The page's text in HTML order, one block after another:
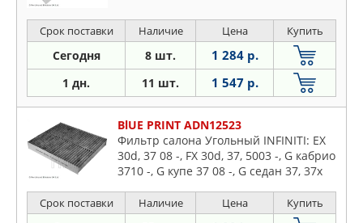
Срок поставки Наличие Цена Купить
Сегодня 8 шт. 1 284 р.
1 дн. 11 шт. 1 547 р.
BlUE PRINT ADN12523
Фильтр салона Угольный INFINITI: EX
30d, 37 08 -, FX 30d, 37, 5003 -, G кабрио
3710 -, G купе 37 08 -, G седан 37, 37x
Срок поставки Наличие Цена Купить